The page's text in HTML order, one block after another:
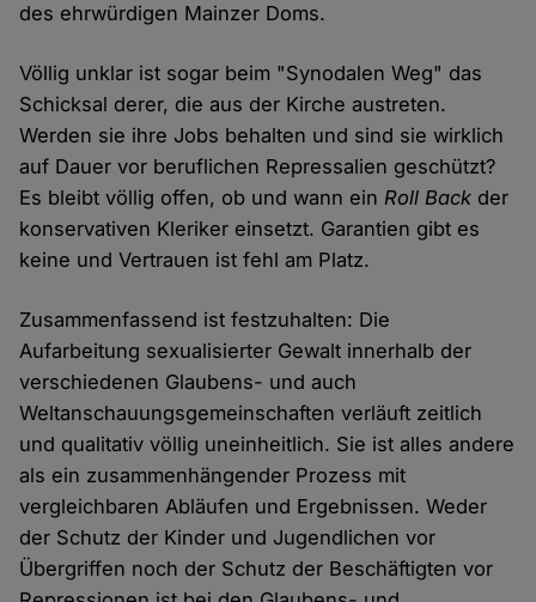
des ehrwürdigen Mainzer Doms.
Völlig unklar ist sogar beim "Synodalen Weg" das
Schicksal derer, die aus der Kirche austreten.
Werden sie ihre Jobs behalten und sind sie wirklich
auf Dauer vor beruflichen Repressalien geschützt?
Es bleibt völlig offen, ob und wann einRoll Back der
konservativen Kleriker einsetzt. Garantien gibt es
keine und Vertrauen ist fehl am Platz.
Zusammenfassend ist festzuhalten: Die
Aufarbeitung sexualisierter Gewalt innerhalb der
verschiedenen Glaubens- und auch
Weltanschauungsgemeinschaften verläuft zeitlich
und qualitativ völlig uneinheitlich. Sie ist alles andere
als ein zusammenhängender Prozess mit
vergleichbaren Abläufen und Ergebnissen. Weder
der Schutz der Kinder und Jugendlichen vor
Übergriffen noch der Schutz der Beschäftigten vor